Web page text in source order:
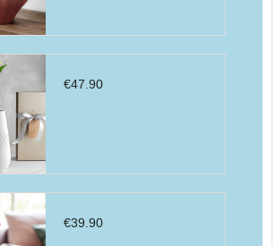
€47.90
€39.90